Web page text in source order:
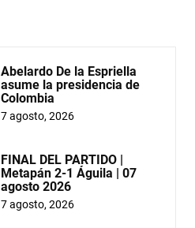
Abelardo De la Espriella
asume la presidencia de
Colombia
7 agosto, 2026
FINAL DEL PARTIDO |
Metapán 2-1 Águila | 07
agosto 2026
7 agosto, 2026